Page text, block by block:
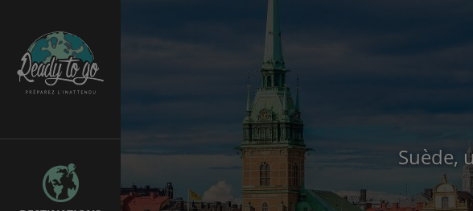
EMPLOIS &
STAGES
BONS PLANS
Suède,